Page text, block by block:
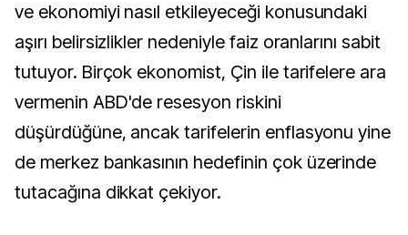
ve ekonomiyi nasıl etkileyeceği konusundaki
aşırı belirsizlikler nedeniyle faiz oranlarını sabit
tutuyor. Birçok ekonomist, Çin ile tarifelere ara
vermenin ABD'de resesyon riskini
düşürdüğüne, ancak tarifelerin enflasyonu yine
de merkez bankasının hedefinin çok üzerinde
tutacağına dikkat çekiyor.